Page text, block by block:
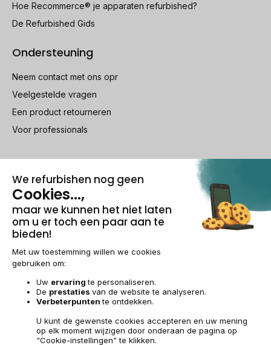
Hoe Recommerce® je apparaten refurbished?
De Refurbished Gids
Ondersteuning
Neem contact met ons opr
Veelgestelde vragen
Een product retourneren
Voor professionals
100% beveiligde betaling
Wettelijke vermeldingen & AGBeheer van cookies
Algemene verkoopvoorwaarden
Toegankelijkheid
© 2009-2026 RECOMMERCE - Alle rechten voorbehouden.